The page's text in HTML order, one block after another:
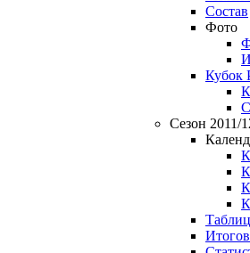
Состав
Фото
Кубок
Сезон 2011/